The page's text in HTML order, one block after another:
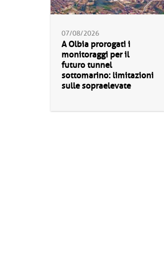
07/08/2026
A Olbia prorogati i
monitoraggi per il
futuro tunnel
sottomarino: limitazioni
sulle sopraelevate